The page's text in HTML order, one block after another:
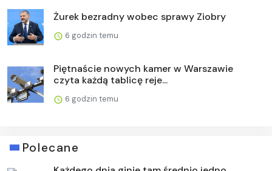
Żurek bezradny wobec sprawy Ziobry
6 godzin temu
Piętnaście nowych kamer w Warszawie
czyta każdą tablicę reje...
6 godzin temu
Polecane